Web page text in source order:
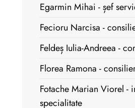
Egarmin Mihai - șef
Fecioru Narcisa -
Feldeș Iulia-Andreea -
Florea Ramona -
Fotache Marian Viorel -
specialitate